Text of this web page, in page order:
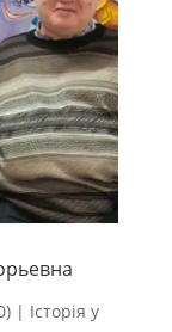
| Історія у